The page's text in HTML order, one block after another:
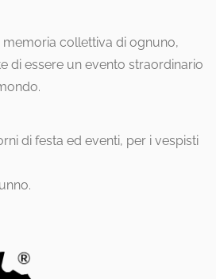
memoria collettiva di ognuno,
di essere un evento straordinario
di festa ed eventi, per i vespisti